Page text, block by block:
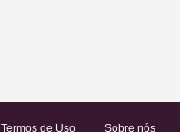
Termos de Uso Sobre nós